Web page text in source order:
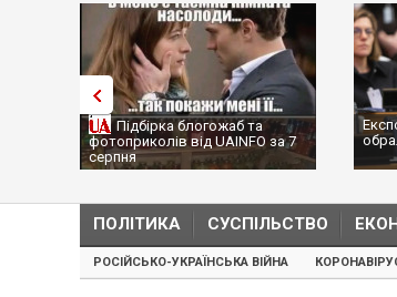
Підбірка блогожаб та
фотоприколів від UAINFO за 7
серпня
ПОЛІТИКА СУСПІЛЬСТВО
РОСІЙСЬКО-УКРАЇНСЬКА ВІЙНА